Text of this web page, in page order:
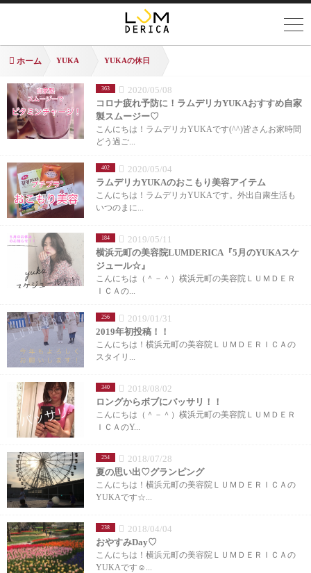
ホーム YUKA YUKAの休日
363
2020/05/08
コロナ疲れ予防に！ラムデリカYUKAおすすめ自家
製スムージー♡
こんにちは！ラムデリカYUKAです(^^)皆さんお家時間
どう過ご...
402
2020/05/04
ラムデリカYUKAのおこもり美容アイテム
こんにちは！ラムデリカYUKAです。外出自粛生活も
いつのまに...
184
2019/05/11
横浜元町の美容院LUMDERICA『5月のYUKAスケ
ジュール☆』
こんにちは（＾－＾）横浜元町の美容院ＬＵＭＤＥＲ
ＩＣＡの...
256
2019/01/31
2019年初投稿！！
こんにちは！横浜元町の美容院ＬＵＭＤＥＲＩＣＡの
スタイリ...
340
2018/08/02
ロングからボブにバッサリ！！
こんにちは（＾－＾）横浜元町の美容院ＬＵＭＤＥＲ
ＩＣＡのY...
254
2018/07/28
夏の思い出♡グランピング
こんにちは！横浜元町の美容院ＬＵＭＤＥＲＩＣＡの
YUKAです☆...
238
2018/04/04
おやすみDay♡
こんにちは！横浜元町の美容院ＬＵＭＤＥＲＩＣＡの
YUKAです☺...